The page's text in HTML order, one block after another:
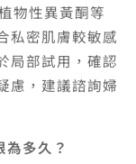
物性異黃酮等
私密肌膚較敏感
局部試用，確認
慮，建議諮詢婦
多久？